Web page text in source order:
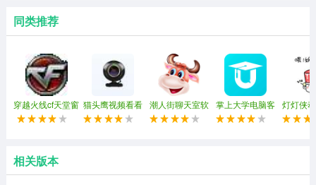
之后呢，用来和朋友，情侣之间进行聊天，久而久之就扩
散开来，有一种生活艰难又不得不面对的颓废感！
小乞丐我要饭回来了表情包，是近期很火的一款表情包，
倒不是它有多精致，而是其主体和画面十分温馨，简单的
几笔就描述了一个感动的故事，满满的狗粮。
同类推荐
穿越火线cf天堂窗
口化(穿越火线窗
猫头鹰视频看看
(强制视频聊天)
潮人街聊天室软
件
掌上大学电脑客
户端
灯灯侠
包
相关版本